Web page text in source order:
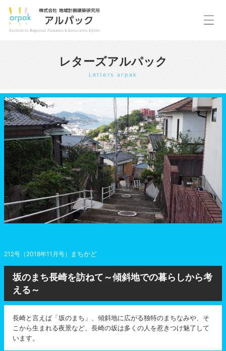
レターズアルパック
Letters arpak
212号（2018年11月号） まちかど
坂のまち長崎を訪ねて～傾斜地での暮らしから考
える～
長崎と言えば「坂のまち」、傾斜地に広がる独特のまちなみや、そ
こから生まれる夜景など、長崎の坂は多くの人を惹きつけ魅了して
います。